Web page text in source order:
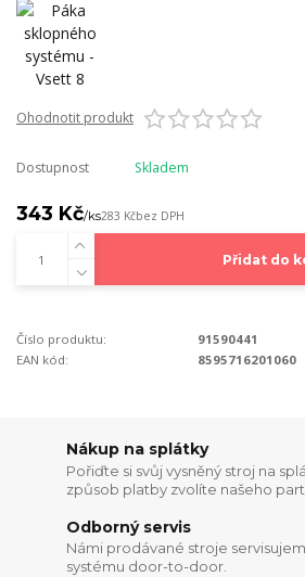
Ohodnotit produkt
Dostupnost Skladem
343 Kč/ks283 Kčbez DPH
Přidat do
Číslo produktu:
91590441
EAN kód:
8595716201060
Nákup na splátky
Pořiďte si svůj vysněný stroj na
způsob platby zvolíte našeho
Odborný servis
Námi prodávané stroje
systému door-to-door.